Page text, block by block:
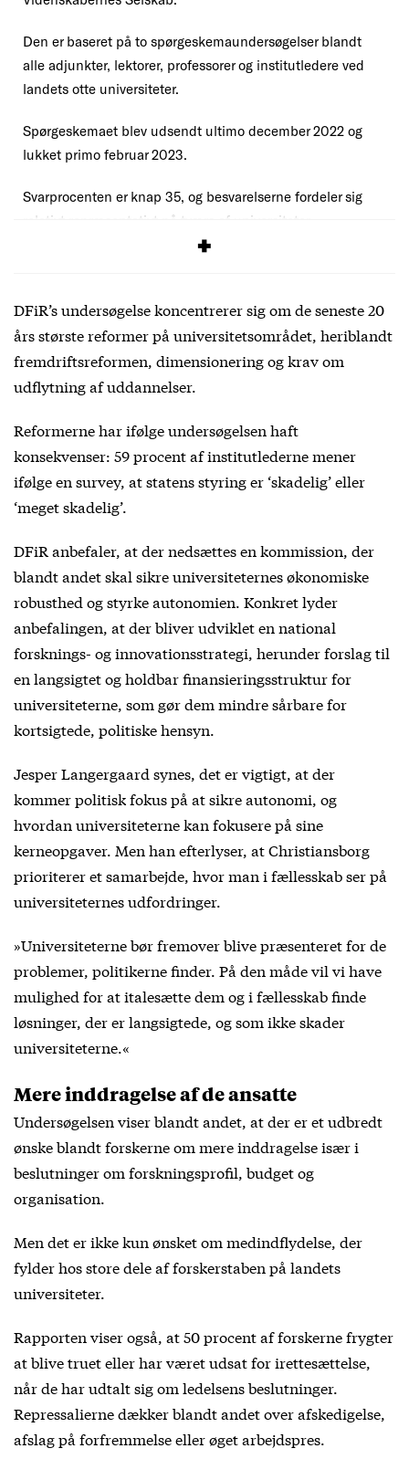
Den er baseret på to spørgeskemaundersøgelser blandt
alle adjunkter, lektorer, professorer og institutledere ved
landets otte universiteter.
Spørgeskemaet blev udsendt ultimo december 2022 og
lukket primo februar 2023.
Svarprocenten er knap 35, og besvarelserne fordeler sig
relativt repræsentativt på tværs af universiteter,
DFiR’s undersøgelse koncentrerer sig om de seneste 20
års største reformer på universitetsområdet, heriblandt
fremdriftsreformen, dimensionering og krav om
udflytning af uddannelser.
Reformerne har ifølge undersøgelsen haft
konsekvenser: 59 procent af institutlederne mener
ifølge en survey, at statens styring er ‘skadelig’ eller
‘meget skadelig’.
DFiR anbefaler, at der nedsættes en kommission, der
blandt andet skal sikre universiteternes økonomiske
robusthed og styrke autonomien. Konkret lyder
anbefalingen, at der bliver udviklet en national
forsknings- og innovationsstrategi, herunder forslag til
en langsigtet og holdbar finansieringsstruktur for
universiteterne, som gør dem mindre sårbare for
kortsigtede, politiske hensyn.
Jesper Langergaard synes, det er vigtigt, at der
kommer politisk fokus på at sikre autonomi, og
hvordan universiteterne kan fokusere på sine
kerneopgaver. Men han efterlyser, at Christiansborg
prioriterer et samarbejde, hvor man i fællesskab ser på
universiteternes udfordringer.
»Universiteterne bør fremover blive præsenteret for de
problemer, politikerne finder. På den måde vil vi have
mulighed for at italesætte dem og i fællesskab finde
løsninger, der er langsigtede, og som ikke skader
universiteterne.«
Mere inddragelse af de ansatte
Undersøgelsen viser blandt andet, at der er et udbredt
ønske blandt forskerne om mere inddragelse især i
beslutninger om forskningsprofil, budget og
organisation.
Men det er ikke kun ønsket om medindflydelse, der
fylder hos store dele af forskerstaben på landets
universiteter.
Rapporten viser også, at 50 procent af forskerne frygter
at blive truet eller har været udsat for irettesættelse,
når de har udtalt sig om ledelsens beslutninger.
Repressalierne dækker blandt andet over afskedigelse,
afslag på forfremmelse eller øget arbejdspres.